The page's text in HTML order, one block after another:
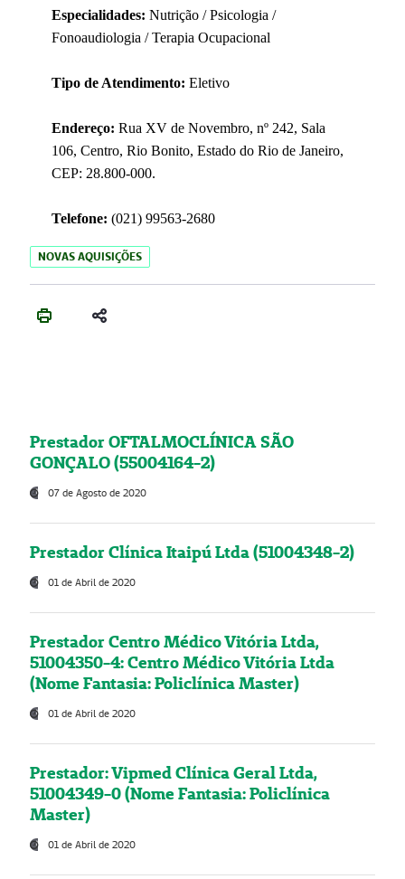
Especialidades: Nutrição / Psicologia /
Fonoaudiologia / Terapia Ocupacional
Tipo de Atendimento: Eletivo
Endereço: Rua XV de Novembro, nº 242, Sala
106, Centro, Rio Bonito, Estado do Rio de Janeiro,
CEP: 28.800-000.
Telefone: (021) 99563-2680
NOVAS AQUISIÇÕES
Prestador OFTALMOCLÍNICA SÃO
GONÇALO (55004164-2)
07 de Agosto de 2020
Prestador Clínica Itaipú Ltda (51004348-2)
01 de Abril de 2020
Prestador Centro Médico Vitória Ltda,
51004350-4: Centro Médico Vitória Ltda
(Nome Fantasia: Policlínica Master)
01 de Abril de 2020
Prestador: Vipmed Clínica Geral Ltda,
51004349-0 (Nome Fantasia: Policlínica
Master)
01 de Abril de 2020